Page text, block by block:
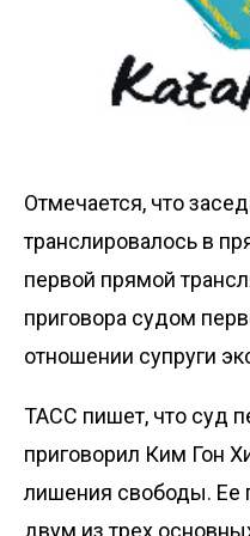
Отмечается, что
транслировалось в
первой прямой
приговора судом
отношении супруги
ТАСС пишет, что суд
приговорил Ким Гон
лишения свободы. Ее
двум из трех